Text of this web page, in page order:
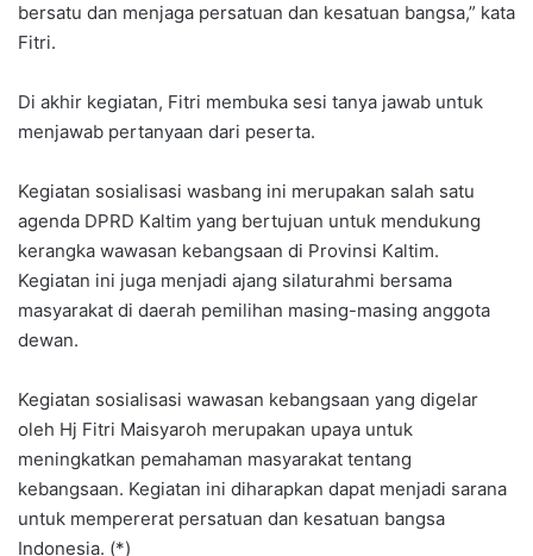
bersatu dan menjaga persatuan dan kesatuan bangsa,” kata
Fitri.
Di akhir kegiatan, Fitri membuka sesi tanya jawab untuk
menjawab pertanyaan dari peserta.
Kegiatan sosialisasi wasbang ini merupakan salah satu
agenda DPRD Kaltim yang bertujuan untuk mendukung
kerangka wawasan kebangsaan di Provinsi Kaltim.
Kegiatan ini juga menjadi ajang silaturahmi bersama
masyarakat di daerah pemilihan masing-masing anggota
dewan.
Kegiatan sosialisasi wawasan kebangsaan yang digelar
oleh Hj Fitri Maisyaroh merupakan upaya untuk
meningkatkan pemahaman masyarakat tentang
kebangsaan. Kegiatan ini diharapkan dapat menjadi sarana
untuk mempererat persatuan dan kesatuan bangsa
Indonesia. (*)